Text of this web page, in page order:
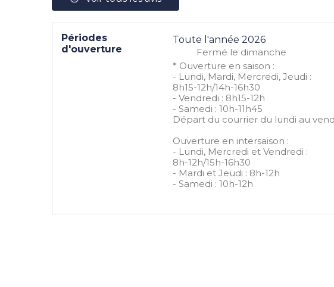
Périodes
d'ouverture
Toute l'année 2026
Fermé le dimanche
* Ouverture en saison :
- Lundi, Mardi, Mercredi, Jeudi :
8h15-12h/14h-16h30
- Vendredi : 8h15-12h
- Samedi : 10h-11h45
Départ du courrier du lundi au
Ouverture en intersaison :
- Lundi, Mercredi et Vendredi :
8h-12h/15h-16h30
- Mardi et Jeudi : 8h-12h
- Samedi : 10h-12h